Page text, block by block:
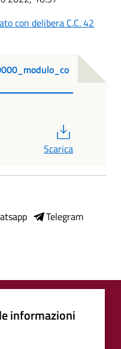
con delibera C.C. 42
Scarica
Telegram
informazioni